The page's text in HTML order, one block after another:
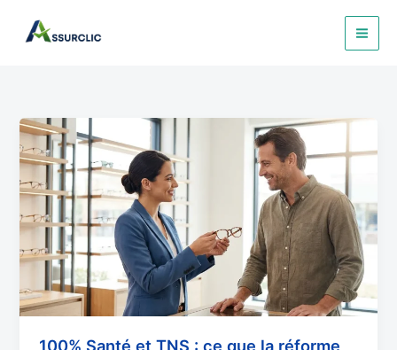
100% Santé et TNS : ce que la réforme
100%
Santé
et
TNS
:
ce
que
réforme
change
pour